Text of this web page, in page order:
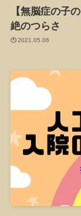
【無脳症の子
絶のつらさ
2021.05.06